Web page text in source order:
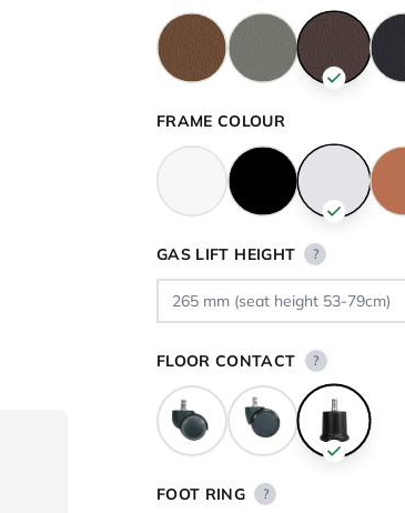
FRAME COLOUR
GAS LIFT HEIGHT ?
FLOOR CONTACT ?
FOOT RING ?